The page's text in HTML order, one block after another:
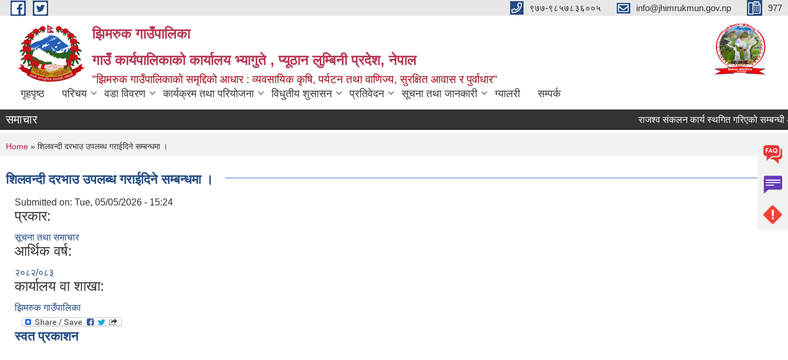
Skip to main content ९७७-९८५७८३६००५ info@jhimrukmun.gov.np 977
झिमरुक गाउँपालिका
गाउँ कार्यपालिकाको कार्यालय भ्यागुते , प्यूठान लुम्बिनी प्रदेश, नेपाल
"झिमरुक गाउँपालिकाको समृद्दिको आधार : व्यवसायिक कृषि, पर्यटन तथा वाणिज्य, सुरक्षित आवास र पुर्वाधार"
गृहपृष्ठ परिचय वडा विवरण कार्यक्रम तथा परियोजना विधुतीय शुसासन प्रतिवेदन सूचना तथा जानकारी ग्यालरी सम्पर्क
समाचार राजश्व संकलन कार्य स्थगित गरिएको सम्बन्धी
You are here
Home » शिलवन्दी दरभाउ उपलब्ध गराईदिने सम्बन्धमा ।
शिलवन्दी दरभाउ उपलब्ध गराईदिने सम्बन्धमा ।
Submitted on: Tue, 05/05/2026 - 15:24
प्रकार:
सूचना तथा समाचार
आर्थिक वर्ष:
२०८२/०८३
कार्यालय वा शाखा:
झिमरुक गाउँपालिका
स्वत प्रकाशन